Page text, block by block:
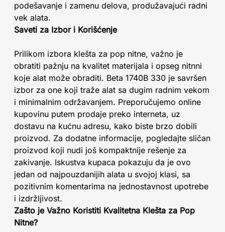
podešavanje i zamenu delova, produžavajući radni
vek alata.
Saveti za Izbor i Korišćenje
Prilikom izbora klešta za pop nitne, važno je
obratiti pažnju na kvalitet materijala i opseg nitnni
koje alat može obraditi. Beta 1740B 330 je savršen
izbor za one koji traže alat sa dugim radnim vekom
i minimalnim održavanjem. Preporučujemo online
kupovinu putem prodaje preko interneta, uz
dostavu na kućnu adresu, kako biste brzo dobili
proizvod. Za dodatne informacije, pogledajte sličan
proizvod koji nudi još kompaktnije rešenje za
zakivanje. Iskustva kupaca pokazuju da je ovo
jedan od najpouzdanijih alata u svojoj klasi, sa
pozitivnim komentarima na jednostavnost upotrebe
i izdržljivost.
Zašto je Važno Koristiti Kvalitetna Klešta za Pop
Nitne?